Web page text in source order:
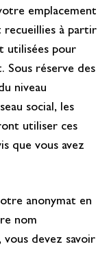
emplacement
recueillies à partir
utilisées pour
Sous réserve des
niveau
social, les
utiliser ces
que vous avez
anonymat en
nom
vous devez savoir